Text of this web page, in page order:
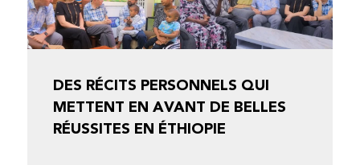
DES RÉCITS PERSONNELS QUI
METTENT EN AVANT DE BELLES
RÉUSSITES EN ÉTHIOPIE